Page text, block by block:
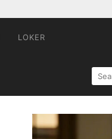
LOKER
FOR: